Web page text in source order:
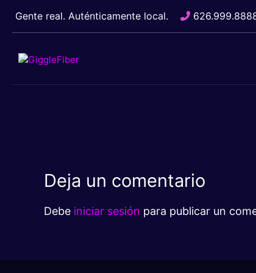
Gente real. Auténticamente local.
Deja un comentario
Debe iniciar sesión para publicar un